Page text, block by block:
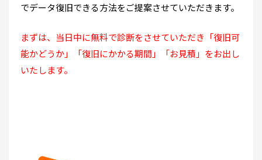
でデータ復旧できる方法をご提案させていただきます。
まずは、当日中に無料で診断をさせていただき「復旧可
能かどうか」「復旧にかかる期間」「お見積」をお出し
いたします。